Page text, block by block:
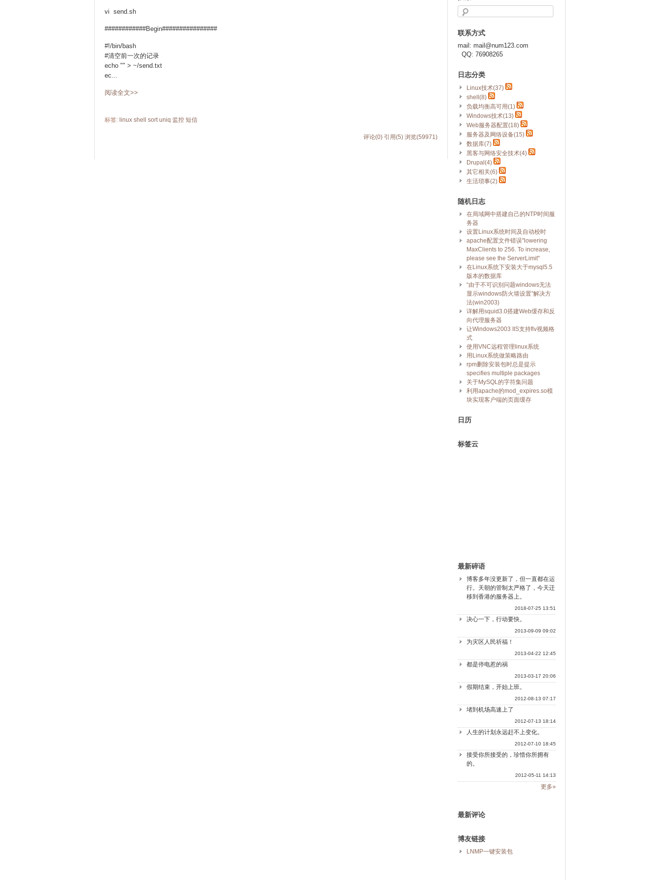
vi send.sh
############Begin################
#!/bin/bash
#清空前一次的记录
echo "" > ~/send.txt
ec...
阅读全文>>
标签: linux shell sort uniq 监控 短信
评论(0) 引用(5) 浏览(59971)
联系方式
mail: mail@num123.com
QQ: 76908265
日志分类
Linux技术(37)
shell(8)
负载均衡高可用(1)
Windows技术(13)
Web服务器配置(18)
服务器及网络设备(15)
数据库(7)
黑客与网络安全技术(4)
Drupal(4)
其它相关(6)
生活琐事(2)
随机日志
在局域网中搭建自己的NTP时间服
务器
设置Linux系统时间及自动校时
apache配置文件错误"lowering
MaxClients to 256. To increase,
please see the ServerLimit"
在Linux系统下安装大于mysql5.5
版本的数据库
“由于不可识别问题windows无法
显示windows防火墙设置”解决方
法(win2003)
详解用squid3.0搭建Web缓存和反
向代理服务器
让Windows2003 IIS支持flv视频格
式
使用VNC远程管理linux系统
用Linux系统做策略路由
rpm删除安装包时总是提示
specifies multiple packages
关于MySQL的字符集问题
利用apache的mod_expires.so模
块实现客户端的页面缓存
日历
标签云
最新碎语
博客多年没更新了，但一直都在运
行。天朝的管制太严格了，今天迁
移到香港的服务器上。
2018-07-25 13:51
决心一下，行动要快。
2013-09-09 09:02
为灾区人民祈福！
2013-04-22 12:45
都是停电惹的祸
2013-03-17 20:06
假期结束，开始上班。
2012-08-13 07:17
堵到机场高速上了
2012-07-13 18:14
人生的计划永远赶不上变化。
2012-07-10 18:45
接受你所接受的，珍惜你所拥有
的。
2012-05-11 14:13
更多»
最新评论
博友链接
LNMP一键安装包